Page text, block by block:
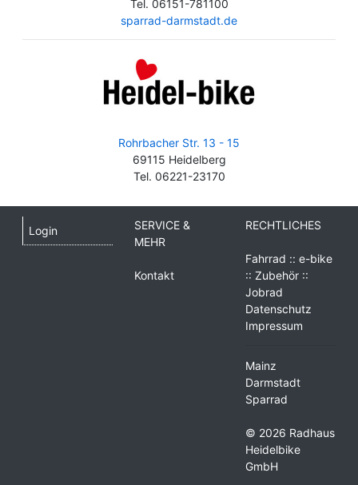
Tel. 06151-781100
sparrad-darmstadt.de
Rohrbacher Str. 13 - 15
69115 Heidelberg
Tel. 06221-23170
Login
SERVICE &
MEHR
Kontakt
RECHTLICHES
Fahrrad :: e-bike
:: Zubehör ::
Jobrad
Datenschutz
Impressum
Mainz
Darmstadt
Sparrad
© 2026 Radhaus
Heidelbike
GmbH